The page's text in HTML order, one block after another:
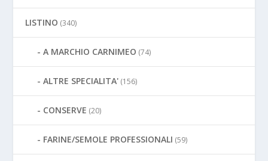
LISTINO (340)
A MARCHIO CARNIMEO (74)
ALTRE SPECIALITA' (156)
CONSERVE (20)
FARINE/SEMOLE PROFESSIONALI (59)